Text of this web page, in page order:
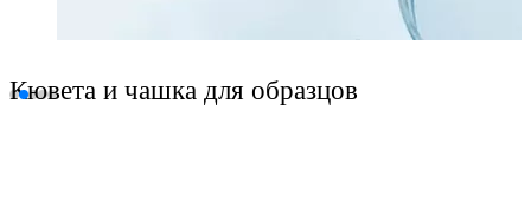
Кювета и чашка для образцов